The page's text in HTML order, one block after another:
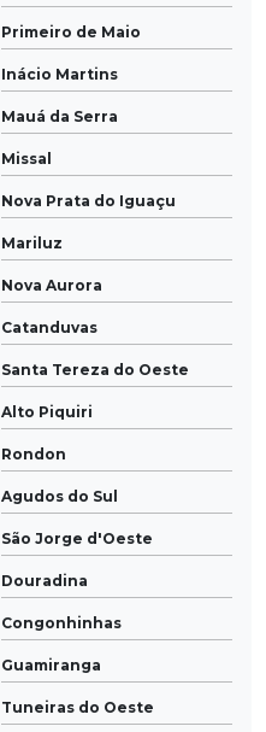
Primeiro de Maio
Inácio Martins
Mauá da Serra
Missal
Nova Prata do Iguaçu
Mariluz
Nova Aurora
Catanduvas
Santa Tereza do Oeste
Alto Piquiri
Rondon
Agudos do Sul
São Jorge d'Oeste
Douradina
Congonhinhas
Guamiranga
Tuneiras do Oeste